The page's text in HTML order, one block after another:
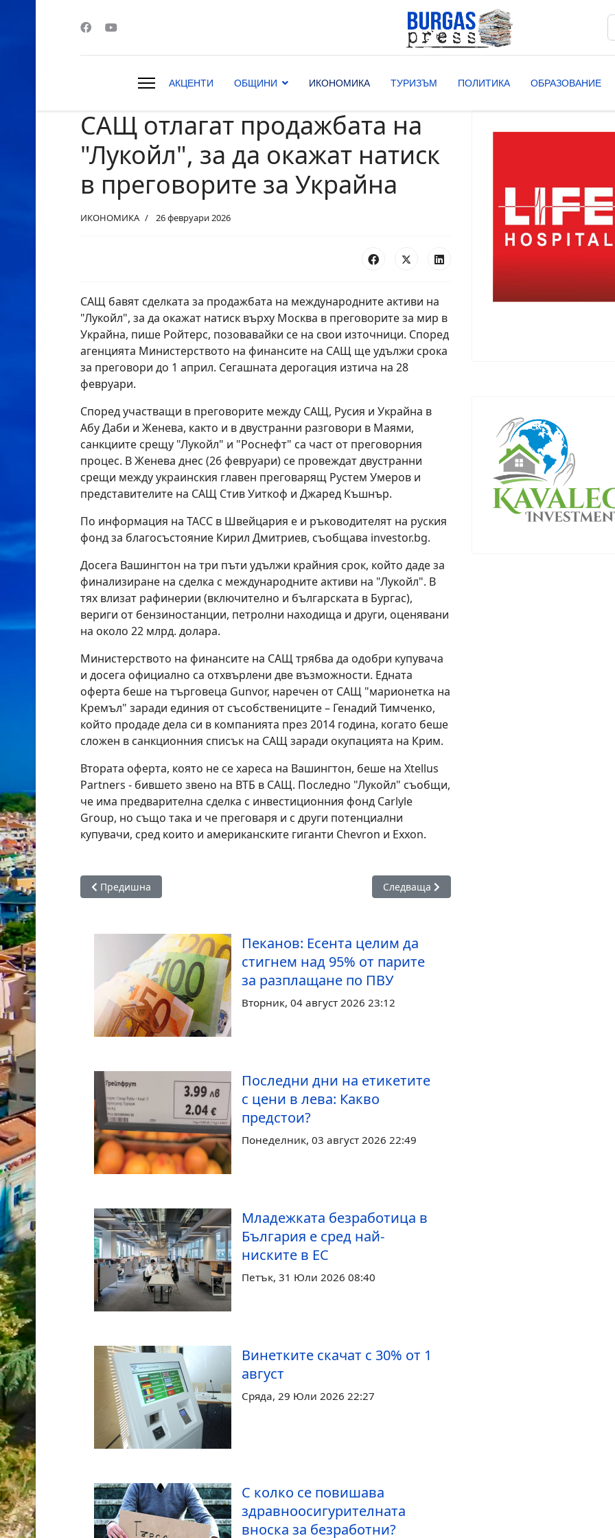
АКЦЕНТИ ОБЩИНИ ИКОНОМИКА ТУРИЗЪМ ПОЛИТИКА ОБРАЗОВАНИЕ
САЩ отлагат продажбата на
"Лукойл", за да окажат натиск
в преговорите за Украйна
ИКОНОМИКА 26 февруари 2026
САЩ бавят сделката за продажбата на международните активи на
"Лукойл", за да окажат натиск върху Москва в преговорите за мир в
Украйна, пише Ройтерс, позовавайки се на свои източници. Според
агенцията Министерството на финансите на САЩ ще удължи срока
за преговори до 1 април. Сегашната дерогация изтича на 28
февруари.
Според участващи в преговорите между САЩ, Русия и Украйна в
Абу Даби и Женева, както и в двустранни разговори в Маями,
санкциите срещу "Лукойл" и "Роснефт" са част от преговорния
процес. В Женева днес (26 февруари) се провеждат двустранни
срещи между украинския главен преговарящ Рустем Умеров и
представителите на САЩ Стив Уиткоф и Джаред Къшнър.
По информация на ТАСС в Швейцария е и ръководителят на руския
фонд за благосъстояние Кирил Дмитриев, съобщава investor.bg.
Досега Вашингтон на три пъти удължи крайния срок, който даде за
финализиране на сделка с международните активи на "Лукойл". В
тях влизат рафинерии (включително и българската в Бургас),
вериги от бензиностанции, петролни находища и други, оценявани
на около 22 млрд. долара.
Министерството на финансите на САЩ трябва да одобри купувача
и досега официално са отхвърлени две възможности. Едната
оферта беше на търговеца Gunvor, наречен от САЩ "марионетка на
Кремъл" заради единия от съсобствениците – Генадий Тимченко,
който продаде дела си в компанията през 2014 година, когато беше
сложен в санкционния списък на САЩ заради окупацията на Крим.
Втората оферта, която не се хареса на Вашингтон, беше на Xtellus
Partners - бившето звено на ВТБ в САЩ. Последно "Лукойл" съобщи,
че има предварителна сделка с инвестиционния фонд Carlyle
Group, но също така и че преговаря и с други потенциални
купувачи, сред които и американските гиганти Chevron и Exxon.
Предишна статия: Външният държавен дълг нараства със 7,2 млрд. евро за година
Предишна Следваща статия: Служебното правителство
Следваща
Пеканов: Есента целим да
стигнем над 95% от парите
за разплащане по ПВУ
Вторник, 04 август 2026 23:12
Последни дни на етикетите
с цени в лева: Какво
предстои?
Понеделник, 03 август 2026 22:49
Младежката безработица в
България е сред най-
ниските в ЕС
Петък, 31 Юли 2026 08:40
Винетките скачат с 30% от 1
август
Сряда, 29 Юли 2026 22:27
С колко се повишава
здравноосигурителната
вноска за безработни?